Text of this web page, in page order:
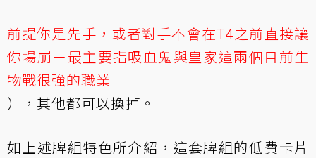
前提你是先手，或者對手不會在T4之前直接讓
你場崩－最主要指吸血鬼與皇家這兩個目前生
物戰很強的職業
），其他都可以換掉。
如上述牌組特色所介紹，這套牌組的低費卡片